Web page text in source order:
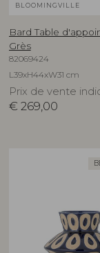
BLOOMINGVILLE
Bard Table
Grès
82069424
L39xH44xW31 cm
Prix de vente
€ 269,00